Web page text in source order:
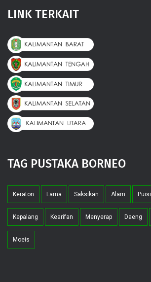
LINK TERKAIT
TAG PUSTAKA BORNEO
Keraton Lama Saksikan Alam Puisi
Kepalang Kearifan Menyerap Daeng
Moeis